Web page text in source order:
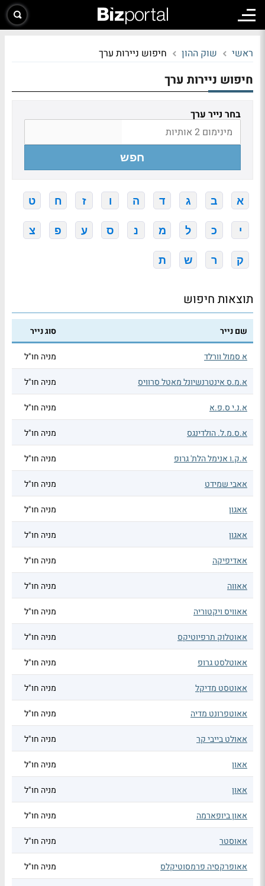
ראשי שוק ההון חיפוש ניירות ערך
חיפוש ניירות ערך
בחר נייר ערך
חפש
א ב ג ד ה ו ז ח ט
י כ ל מ נ ס ע פ צ
ק ר ש ת
תוצאות חיפוש
שם נייר סוג נייר
א סמול וורלד מניה חו"ל
א.מ.ס אינטרנשיונל מאטל סרוויס מניה חו"ל
א.נ.י ס.פ.א מניה חו"ל
א.ס.מ.ל. הולדינגס מניה חו"ל
א.ק.ו אנימל הלת' גרופ מניה חו"ל
אאבי שמידט מניה חו"ל
אאגון מניה חו"ל
אאגון מניה חו"ל
אאדיפיקה מניה חו"ל
אאווה מניה חו"ל
אאוויס ויקטוריה מניה חו"ל
אאוטלוק תרפיוטיקס מניה חו"ל
אאוטלסט גרופ מניה חו"ל
אאוטסט מדיקל מניה חו"ל
אאוטפרונט מדיה מניה חו"ל
אאולט בייבי קר מניה חו"ל
אאון מניה חו"ל
אאון מניה חו"ל
אאון ביופארמה מניה חו"ל
אאוסטר מניה חו"ל
אאופרקסיה פרמסוטיקלס מניה חו"ל